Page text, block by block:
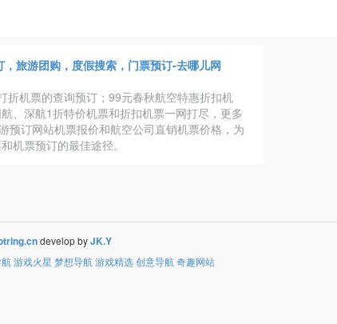
，旅游团购，度假搜索，门票预订-去哪儿网
机票的查询预订；99元春秋航空特惠折扣机
、深航1折特价机票和折扣机票一网打尽，更多
预订网站机票报价和航空公司直销机票价格，为
机票预订的最佳途径。
develop byJK.Y
游戏火星 梦想导航游戏精选创意导航奇趣网站